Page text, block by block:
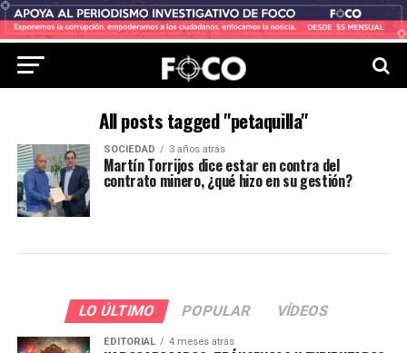
All posts tagged "petaquilla"
SOCIEDAD 3 años atrás
Martín Torrijos dice estar en contra del
contrato minero, ¿qué hizo en su gestión?
LO ÚLTIMO POPULAR VÍDEOS
EDITORIAL 4 meses atrás